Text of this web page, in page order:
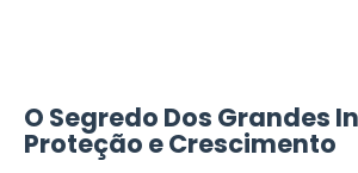
O Segredo Dos Grandes
Proteção e Crescimento